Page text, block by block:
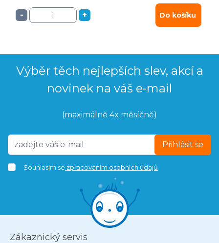
- + Do košíku
Výběr těch nejlepších slev, akcí a
novinek na váš e-mail
(maximálně 4x měsíčně)
Přihlásit se
Souhlasím se zpracováním osobních údajů
Zákaznický servis